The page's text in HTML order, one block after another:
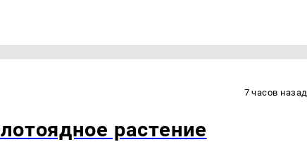
7 часов назад
растение